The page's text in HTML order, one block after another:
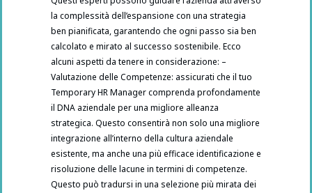
la complessità dell’espansione con una strategia
ben pianificata, garantendo che ogni passo sia ben
calcolato e mirato al successo sostenibile. Ecco
alcuni aspetti da tenere in considerazione: –
Valutazione delle Competenze: assicurati che il tuo
Temporary HR Manager comprenda profondamente
il DNA aziendale per una migliore alleanza
strategica. Questo consentirà non solo una migliore
integrazione all’interno della cultura aziendale
esistente, ma anche una più efficace identificazione e
risoluzione delle lacune in termini di competenze.
Questo può tradursi in una selezione più mirata dei